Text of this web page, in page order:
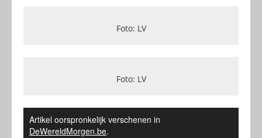
Foto: LV
Foto: LV
Artikel oorspronkelijk verschenen in
DeWereldMorgen.be.